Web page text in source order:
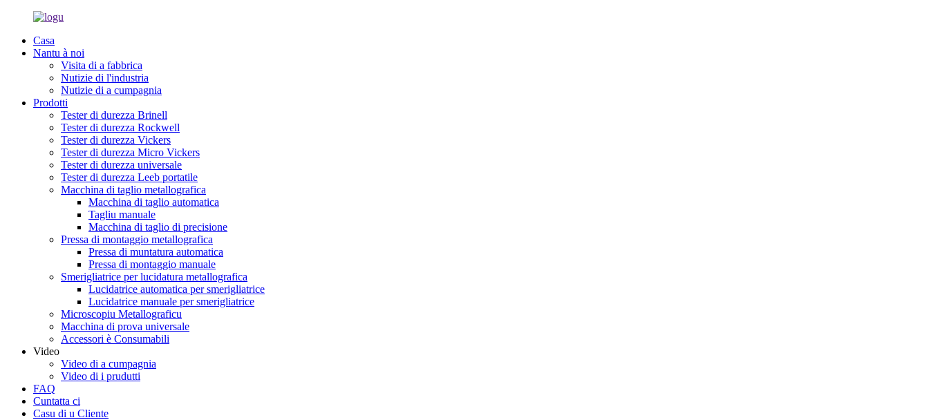
Casa
Nantu à noi
Visita di a fabbrica
Nutizie di l'industria
Nutizie di a cumpagnia
Prodotti
Tester di durezza Brinell
Tester di durezza Rockwell
Tester di durezza Vickers
Tester di durezza Micro Vickers
Tester di durezza universale
Tester di durezza Leeb portatile
Macchina di taglio metallografica
Macchina di taglio automatica
Tagliu manuale
Macchina di taglio di precisione
Pressa di montaggio metallografica
Pressa di muntatura automatica
Pressa di montaggio manuale
Smerigliatrice per lucidatura metallografica
Lucidatrice automatica per smerigliatrice
Lucidatrice manuale per smerigliatrice
Microscopiu Metallograficu
Macchina di prova universale
Accessori è Consumabili
Video
Video di a cumpagnia
Video di i prudutti
FAQ
Cuntatta ci
Casu di u Cliente